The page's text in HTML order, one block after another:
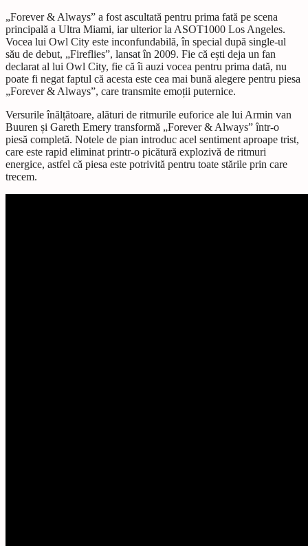
„Forever & Always” a fost ascultată pentru prima fată pe scena
principală a Ultra Miami, iar ulterior la ASOT1000 Los Angeles.
Vocea lui Owl City este inconfundabilă, în special după single-ul
său de debut, „Fireflies”, lansat în 2009. Fie că ești deja un fan
declarat al lui Owl City, fie că îi auzi vocea pentru prima dată, nu
poate fi negat faptul că acesta este cea mai bună alegere pentru piesa
„Forever & Always”, care transmite emoții puternice.
Versurile înălțătoare, alături de ritmurile euforice ale lui Armin van
Buuren și Gareth Emery transformă „Forever & Always” într-o
piesă completă. Notele de pian introduc acel sentiment aproape trist,
care este rapid eliminat printr-o picătură explozivă de ritmuri
energice, astfel că piesa este potrivită pentru toate stările prin care
trecem.